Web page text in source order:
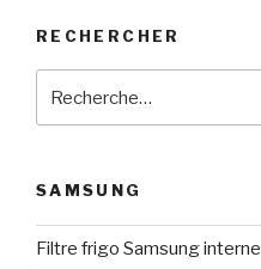
RECHERCHER
pour
SAMSUNG
Filtre frigo Samsung interne